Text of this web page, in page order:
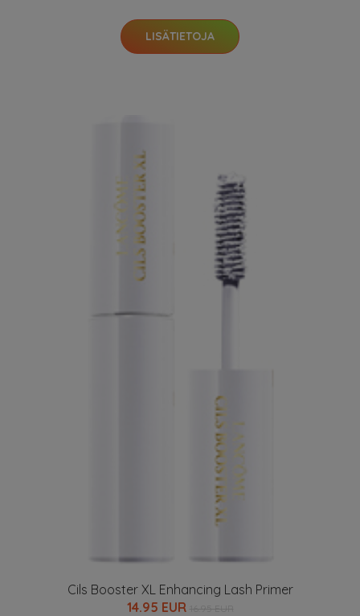
LISÄTIETOJA
Cils Booster XL Enhancing Lash Primer
14.95 EUR